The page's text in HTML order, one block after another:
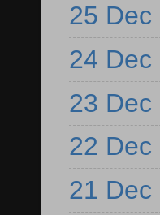
25 Dec
24 Dec
23 Dec
22 Dec
21 Dec